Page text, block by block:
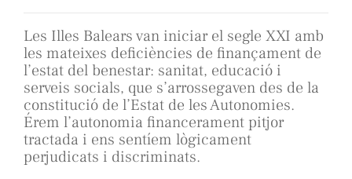
Les Illes Balears van iniciar el segle XXI amb
les mateixes deficiències de finançament de
l’estat del benestar: sanitat, educació i
serveis socials, que s’arrossegaven des de la
constitució de l’Estat de les Autonomies.
Érem l’autonomia financerament pitjor
tractada i ens sentíem lògicament
perjudicats i discriminats.